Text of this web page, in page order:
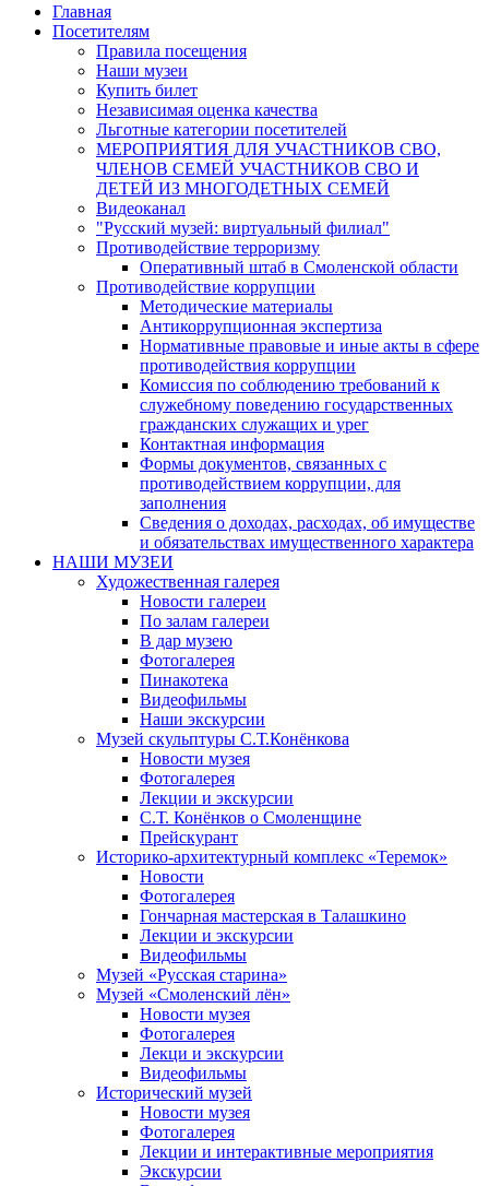
Главная
Посетителям
Правила посещения
Наши музеи
Купить билет
Независимая оценка качества
Льготные категории посетителей
МЕРОПРИЯТИЯ ДЛЯ УЧАСТНИКОВ СВО,
ЧЛЕНОВ СЕМЕЙ УЧАСТНИКОВ СВО И
ДЕТЕЙ ИЗ МНОГОДЕТНЫХ СЕМЕЙ
Видеоканал
"Русский музей: виртуальный филиал"
Противодействие терроризму
Оперативный штаб в Смоленской области
Противодействие коррупции
Методические материалы
Антикоррупционная экспертиза
Нормативные правовые и иные акты в сфере
противодействия коррупции
Комиссия по соблюдению требований к
служебному поведению государственных
гражданских служащих и урег
Контактная информация
Формы документов, связанных с
противодействием коррупции, для
заполнения
Сведения о доходах, расходах, об имуществе
и обязательствах имущественного характера
НАШИ МУЗЕИ
Художественная галерея
Новости галереи
По залам галереи
В дар музею
Фотогалерея
Пинакотека
Видеофильмы
Наши экскурсии
Музей скульптуры С.Т.Конёнкова
Новости музея
Фотогалерея
Лекции и экскурсии
С.Т. Конёнков о Смоленщине
Прейскурант
Историко-архитектурный комплекс «Теремок»
Новости
Фотогалерея
Гончарная мастерская в Талашкино
Лекции и экскурсии
Видеофильмы
Музей «Русская старина»
Музей «Смоленский лён»
Новости музея
Фотогалерея
Лекци и экскурсии
Видеофильмы
Исторический музей
Новости музея
Фотогалерея
Лекции и интерактивные мероприятия
Экскурсии